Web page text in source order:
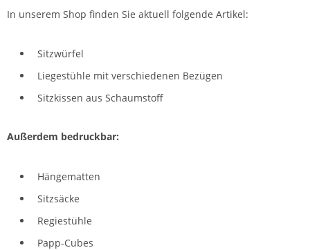
In unserem Shop finden Sie aktuell folgende Artikel:
Sitzwürfel
Liegestühle mit verschiedenen Bezügen
Sitzkissen aus Schaumstoff
Außerdem bedruckbar:
Hängematten
Sitzsäcke
Regiestühle
Papp-Cubes